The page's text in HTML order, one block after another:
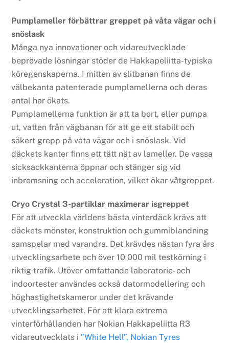
Pumplameller förbättrar greppet på våta vägar och i
snöslask
Många nya innovationer och vidareutvecklade
beprövade lösningar stöder de Hakkapeliitta-typiska
köregenskaperna. I mitten av slitbanan finns de
välbekanta patenterade pumplamellerna och deras
antal har ökats.
Pumplamellerna funktion är att ta bort, eller pumpa
ut, vatten från vägbanan för att ge ett stabilt och
säkert grepp på våta vägar och i snöslask. Vid
däckets kanter finns ett tätt nät av lameller. De vassa
sicksackkanterna öppnar och stänger sig vid
inbromsning och acceleration, vilket ökar våtgreppet.
Cryo Crystal 3-partiklar maximerar isgreppet
För att utveckla världens bästa vinterdäck krävs att
däckets mönster, konstruktion och gummiblandning
samspelar med varandra. Det krävdes nästan fyra års
utvecklingsarbete och över 10 000 mil testkörning i
riktig trafik. Utöver omfattande laboratorie- och
indoortester användes också datormodellering och
höghastighetskameror under det krävande
utvecklingsarbetet. För att klara extrema
vinterförhållanden har Nokian Hakkapeliitta R3
vidareutvecklats i ”White Hell”, Nokian Tyres